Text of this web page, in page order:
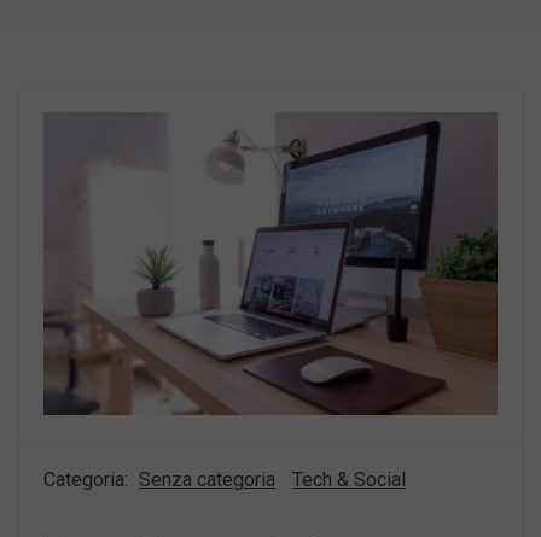
Categoria: Senza categoria Tech & Social